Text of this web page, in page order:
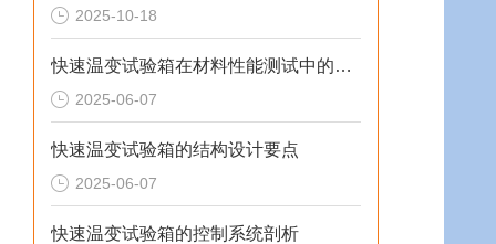
2025-10-18
快速温变试验箱在材料性能测试中的重要作用
2025-06-07
快速温变试验箱的结构设计要点
2025-06-07
快速温变试验箱的控制系统剖析